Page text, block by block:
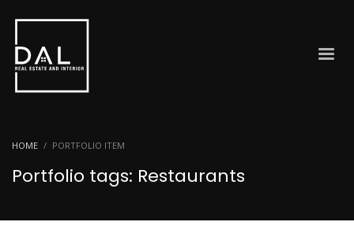
HOME PORTFOLIO ITEM
Portfolio tags: Restaurants